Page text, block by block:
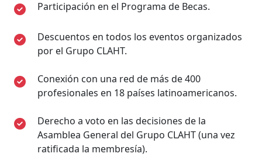
Participación en el Programa de Becas.
Descuentos en todos los eventos organizados
por el Grupo CLAHT.
Conexión con una red de más de 400
profesionales en 18 países latinoamericanos.
Derecho a voto en las decisiones de la
Asamblea General del Grupo CLAHT (una vez
ratificada la membresía).